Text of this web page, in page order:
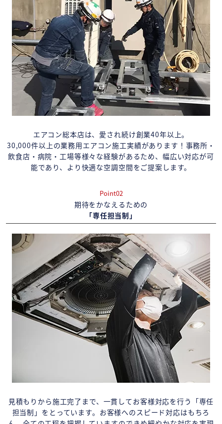
エアコン総本店は、愛され続け創業40年以上。
30,000件以上の業務用エアコン施工実績があります！事務所・
飲食店・病院・工場等様々な経験があるため、幅広い対応が可
能であり、より快適な空調空間をご提案します。
Point02
期待をかなえるための
「専任担当制」
見積もりから施工完了まで、一貫してお客様対応を行う「専任
担当制」をとっています。お客様へのスピード対応はもちろ